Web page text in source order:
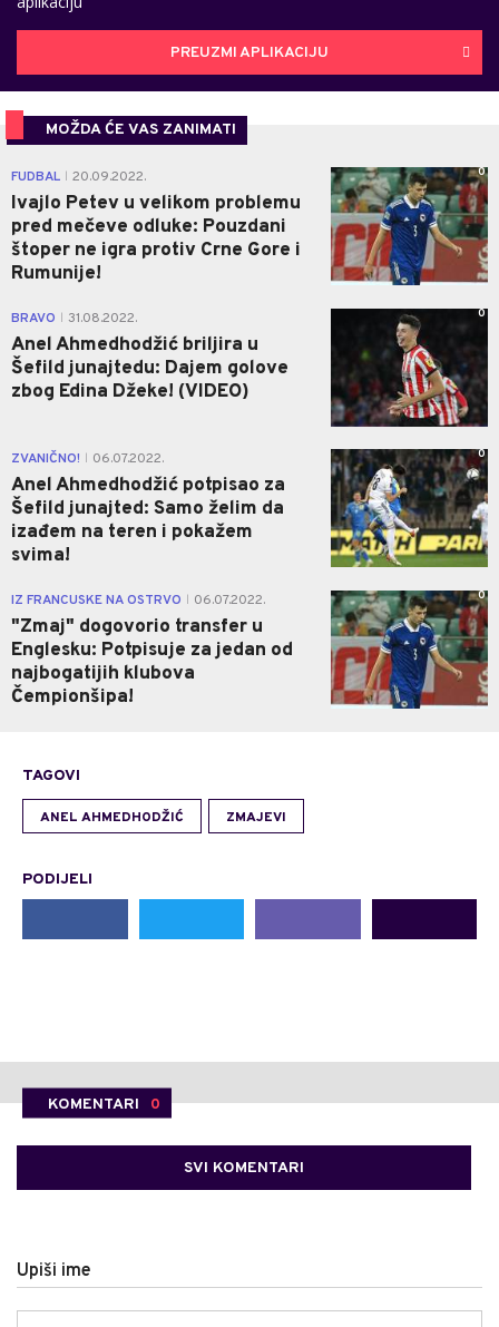
PREUZMI APLIKACIJU
MOŽDA ĆE VAS ZANIMATI
FUDBAL 20.09.2022.
Ivajlo Petev u velikom problemu
pred mečeve odluke: Pouzdani
štoper ne igra protiv Crne Gore i
Rumunije!
0
BRAVO 31.08.2022.
Anel Ahmedhodžić briljira u
Šefild junajtedu: Dajem golove
zbog Edina Džeke! (VIDEO)
0
ZVANIČNO! 06.07.2022.
Anel Ahmedhodžić potpisao za
Šefild junajted: Samo želim da
izađem na teren i pokažem
svima!
0
IZ FRANCUSKE NA OSTRVO 06.07.2022.
"Zmaj" dogovorio transfer u
Englesku: Potpisuje za jedan od
najbogatijih klubova
Čempionšipa!
0
TAGOVI
ANEL AHMEDHODŽIĆ ZMAJEVI
PODIJELI
KOMENTARI 0
SVI KOMENTARI
Upiši ime